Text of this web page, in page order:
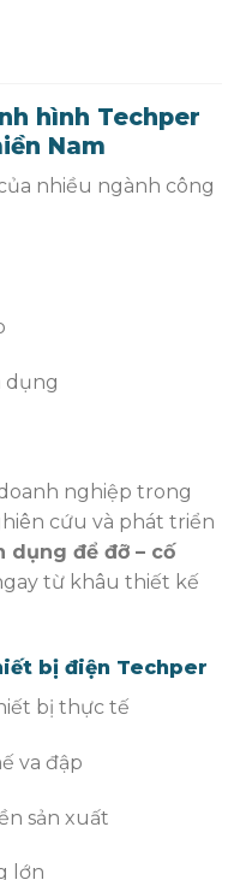
hình Techper
Nam
nhiều ngành công
dụng
nghiệp trong
cứu và phát triển
dụng để đỡ – cố
từ khâu thiết kế
bị điện Techper
bị thực tế
va đập
sản xuất
lớn